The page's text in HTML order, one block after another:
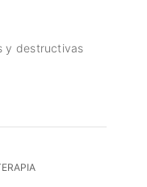
y destructivas